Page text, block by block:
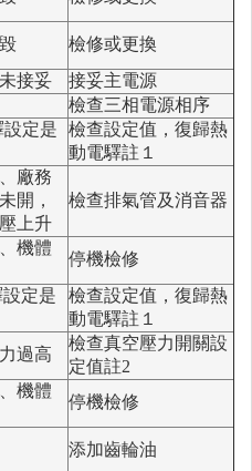
檢修或更換
接妥
接妥主電源
檢查三相電源相序
設定是
檢查設定值，復歸熱
動電驛註１
、廠務
，
上升
檢查排氣管及消音器
、機體
停機檢修
定是
檢查設定值，復歸熱
動電驛註１
過高
檢查真空壓力開關設
定值註2
、機體
停機檢修
添加齒輪油